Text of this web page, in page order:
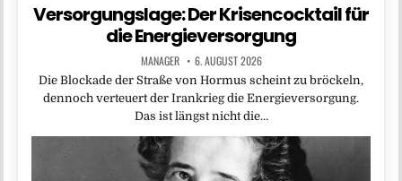
Versorgungslage: Der Krisencocktail für
die Energieversorgung
MANAGER 6. AUGUST 2026
Die Blockade der Straße von Hormus scheint zu bröckeln,
dennoch verteuert der Irankrieg die Energieversorgung.
Das ist längst nicht die…